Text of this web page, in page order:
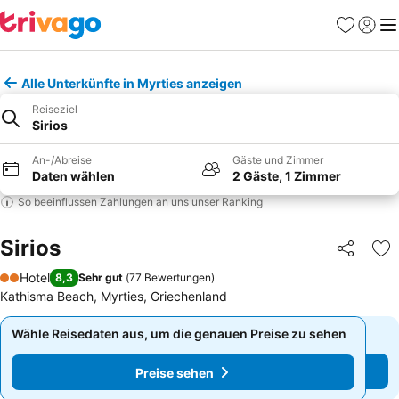
Favoriten
Alle Unterkünfte in Myrties anzeigen
Reiseziel
Sirios
An-/Abreise
Daten wählen
Gäste und Zimmer
2 Gäste, 1 Zimmer
So beeinflussen Zahlungen an uns unser Ranking
Sirios Teilen
2 Sterne
Hotel 8,3 Sehr gut (77 Bewertungen)
Kathisma Beach, Myrties, Griechenland
Wähle Reisedaten aus, um die genauen Preise zu sehen
Preise sehen
Wähle Reisedaten aus, um die genauen Preise zu sehen
Preise sehen